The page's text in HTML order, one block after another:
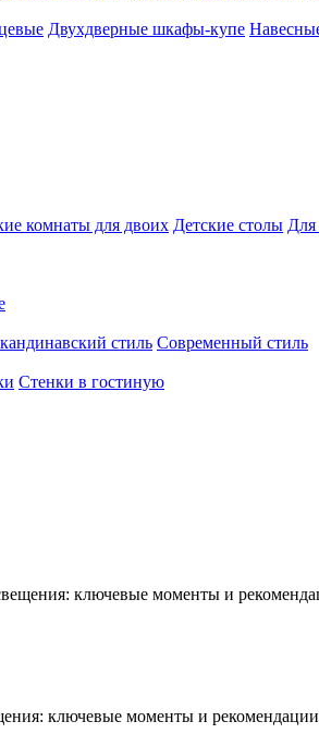
Двухдверные шкафы-купе
комнаты для двоих Детские столы Для
стиль Современный стиль
Стенки в гостиную
ключевые моменты и